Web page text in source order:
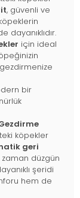
, güvenli ve
dayanıklıdır.
için ideal
bir
köpekler
geri
düzgün
şeridi
hem de